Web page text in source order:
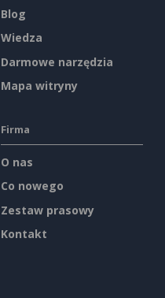
Blog
Wiedza
Darmowe narzędzia
Mapa witryny
Firma
O nas
Co nowego
Zestaw prasowy
Kontakt